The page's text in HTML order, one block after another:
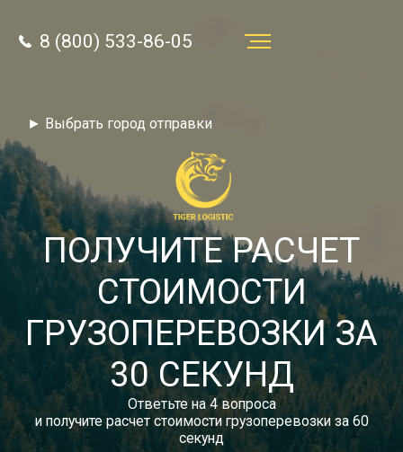
8 (800) 533-86-05
Звонок по России бесплатный
autotransport24@yandex.ru
Тарифы
Отзывы
Статьи
Новости
Документы
► Выбрать город отправки
8 (800) 533-86-05
ПОЛУЧИТЕ РАСЧЕТ
СТОИМОСТИ
ГРУЗОПЕРЕВОЗКИ ЗА
30 СЕКУНД
Ответьте на 4 вопроса
и получите расчет стоимости грузоперевозки за 60
секунд